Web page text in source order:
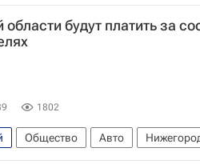
завод (УАЗ)
будут платить за
1802
Общество Авто